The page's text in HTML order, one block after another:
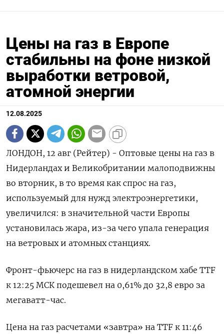
Цены на газ в Европе
стабильны на фоне низкой
выработки ветровой,
атомной энергии
12.08.2025
ЛОНДОН, 12 авг (Рейтер) - Оптовые цены на газ в
Нидерландах и Великобритании малоподвижны
во вторник, в то время как спрос на газ,
используемый для нужд электроэнергетики,
увеличился: в значительной части Европы
установилась жара, из-за чего упала генерация
на ветровых и атомных станциях.
Фронт-фьючерс на газ в нидерландском хабе TTF
к 12:25 МСК подешевел на 0,61% до 32,8 евро за
мегаватт-час.
Цена на газ расчетами «завтра» на TTF к 11:46